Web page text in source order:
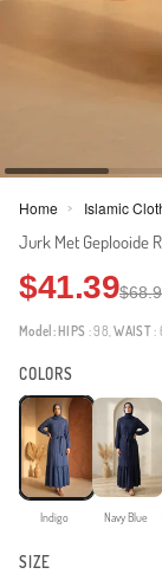
Home > Islamic
Jurk Met Geplooide
$41.39
Model: HIPS : 98,WAIST:
COLORS
Indigo Navy Blue
SIZE